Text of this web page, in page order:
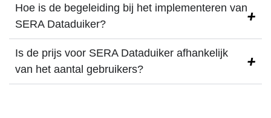
Hoe is de begeleiding bij het implementeren van
SERA Dataduiker?
Is de prijs voor SERA Dataduiker afhankelijk
van het aantal gebruikers?